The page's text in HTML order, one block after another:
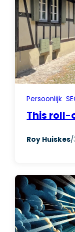
Persoonlijk
This roll-
Roy Huiskes/